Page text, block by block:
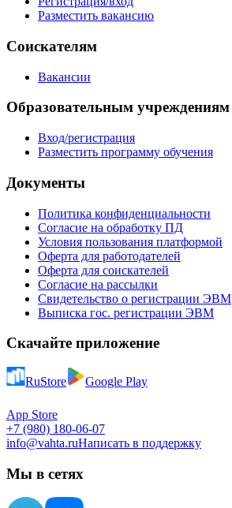
Разместить вакансию
Соискателям
Вакансии
Образовательным учреждениям
Вход/регистрация
Разместить программу обучения
Документы
Политика конфиденциальности
Согласие на обработку ПД
Условия пользования платформой
Оферта для работодателей
Оферта для соискателей
Согласие на рассылки
Свидетельство о регистрации ЭВМ
Выписка гос. регистрации ЭВМ
Скачайте приложение
RuStore Google Play
App Store
+7 (980) 180-06-07
info@vahta.ruНаписать в поддержку
Мы в сетях